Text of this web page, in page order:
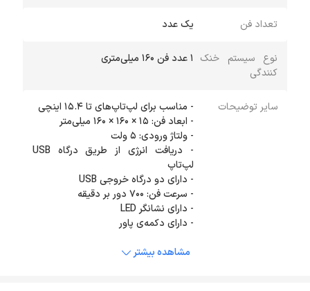
تعداد فن یک عدد
نوع سیستم خنک
کنندگی
1 عدد فن 160 میلی‌متری
سایر توضیحات
- مناسب برای لپ‌تاپ‌های تا 15.4 اینچی
- ولتاژ ورودی: 5 ولت
- دریافت انرژی از طریق درگاه USB
لپ‌تاپ
- دارای دو درگاه خروجی USB
- دارای نشانگر LED
- دارای دکمه‌ی پاور
مشاهده بیشتر